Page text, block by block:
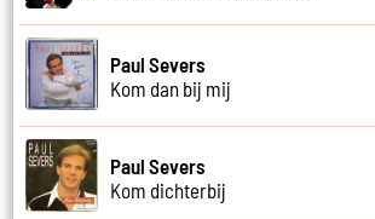
Paul Severs
Kom dan bij mij
Paul Severs
Kom dichterbij